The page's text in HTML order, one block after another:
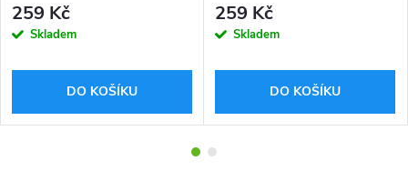
259 Kč
Skladem
DO KOŠÍKU
259 Kč
Skladem
DO KOŠÍKU